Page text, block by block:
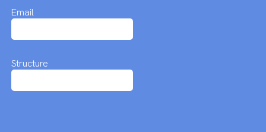
Email
Structure